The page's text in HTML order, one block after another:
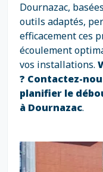
Dournazac,
outils adaptés,
efficacement ces
écoulement
vos installations.
? Contactez-
planifier le
à Dournazac.